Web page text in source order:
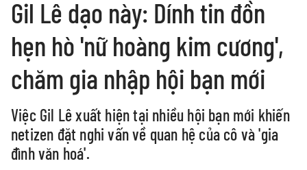
Gil Lê dạo này: Dính tin đồn
hẹn hò 'nữ hoàng kim cương',
chăm gia nhập hội bạn mới
Việc Gil Lê xuất hiện tại nhiều hội bạn mới khiến
netizen đặt nghi vấn về quan hệ của cô và 'gia
đình văn hoá'.